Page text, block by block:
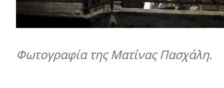
Φωτογραφία της Ματίνας Πασχάλη.